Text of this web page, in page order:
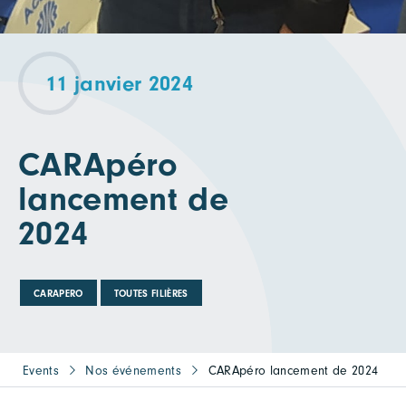
11 janvier 2024
CARApéro
lancement de
2024
CARAPERO TOUTES FILIÈRES
Events Nos événements CARApéro lancement de 2024